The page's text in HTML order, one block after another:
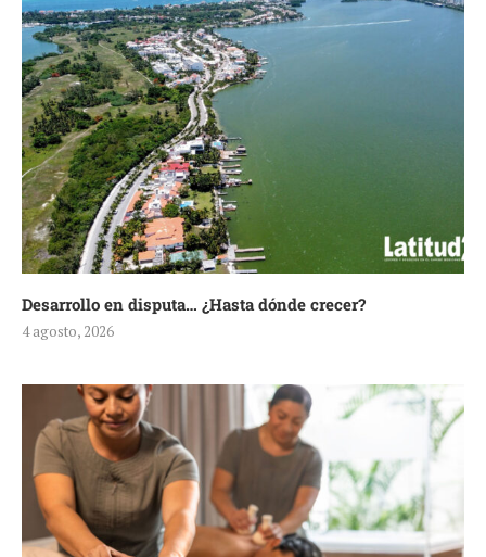
Desarrollo en disputa… ¿Hasta dónde crecer?
4 agosto, 2026